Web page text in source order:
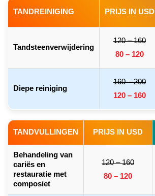
TANDREINIGING PRIJS IN USD
Tandsteenverwijdering
120 – 160
80 – 120
Diepe reiniging
160 – 200
120 – 160
TANDVULLINGEN PRIJS IN USD
Behandeling van
cariës en
restauratie met
composiet
120 – 160
80 – 120